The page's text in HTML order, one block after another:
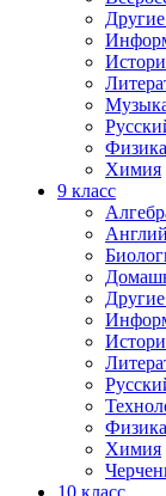
Химия
9 класс
Химия
10 класс